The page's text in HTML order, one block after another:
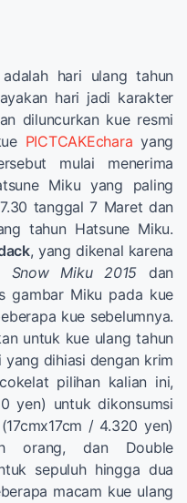
hari ulang tahun
hari jadi karakter
diluncurkan kue resmi
PICTCAKEcharayang
mulai menerima
Miku yang paling
tanggal 7 Maret dan
tahun Hatsune Miku.
, yang dikenal karena
Snow Miku 2015 dan
gambar Miku pada kue
kue sebelumnya.
untuk kue ulang tahun
yang dihiasi dengan krim
pilihan kalian ini,
yen) untuk dikonsumsi
/ 4.320 yen)
orang, dan Double
sepuluh hingga dua
macam kue ulang